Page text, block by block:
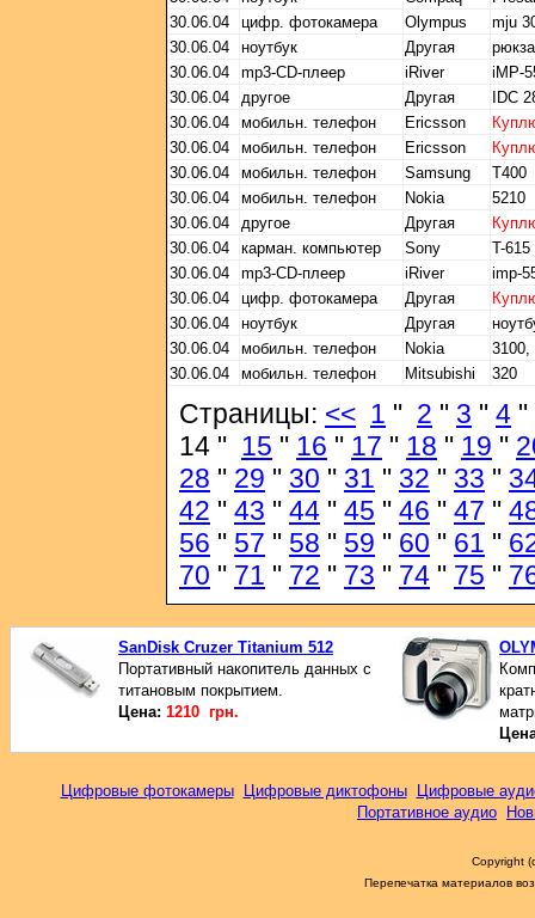
30.06.04
цифр. фотокамера Olympus
mju
30.06.04
ноутбук Другая
30.06.04
mp3-CD-плеер iRiver
iMP-
30.06.04
другое Другая
IDC
30.06.04
мобильн. телефон Ericsson
30.06.04
мобильн. телефон Ericsson
30.06.04
мобильн. телефон Samsung
T400
30.06.04
мобильн. телефон Nokia
5210
30.06.04
другое Другая
30.06.04
карман. компьютер Sony
T-615
30.06.04
mp3-CD-плеер iRiver
imp-
30.06.04
цифр. фотокамера Другая
30.06.04
ноутбук Другая
30.06.04
мобильн. телефон Nokia
3100,
30.06.04
мобильн. телефон Mitsubishi 320
Страницы: << 1 " 2 " 3 " 4 "
14 " 15 " 16 " 17 " 18 " 19 "
28 " 29 " 30 " 31 " 32 " 33 "
42 " 43 " 44 " 45 " 46 " 47 "
56 " 57 " 58 " 59 " 60 " 61 "
70 " 71 " 72 " 73 " 74 " 75 "
SanDisk Cruzer Titanium 512
Портативный накопитель данных с
титановым покрытием.
Цена: 1210 грн.
Цифровые фотокамеры Цифровые диктофоны
Цифровые
Портативное аудио
Copyright
Перепечатка материалов